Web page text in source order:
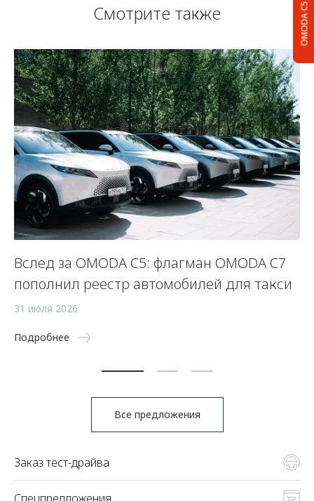
OMODA C5
Смотрите также
Вслед за OMODA C5: флагман OMODA C7
пополнил реестр автомобилей для такси
31 июля 2026
Подробнее
Все предложения
Заказ тест-драйва